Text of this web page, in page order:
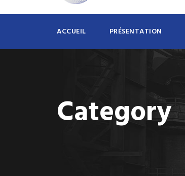
ACCUEIL PRÉSENTATION
Category